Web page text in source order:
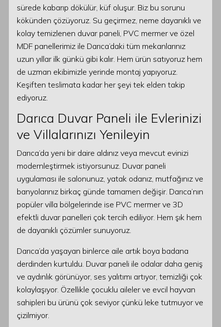
sürede kabarıp dökülür, küf oluşur. Biz bu sorunu
kökünden çözüyoruz. Su geçirmez, neme dayanıklı ve
kolay temizlenen duvar paneli, PVC mermer ve özel
MDF panellerimiz ile Darıca’daki tüm mekanlarınız
uzun yıllar ilk günkü gibi kalır. Hem ürün satıyoruz hem
de uzman ekibimizle yerinde montaj yapıyoruz.
Keşiften teslimata kadar her şeyi tek elden takip
ediyoruz.
Darıca Duvar Paneli ile Evlerinizi
ve Villalarınızı Yenileyin
Darıca’da yeni bir daire aldınız veya mevcut evinizi
modernleştirmek istiyorsunuz. Duvar paneli
uygulaması ile salonunuz, yatak odanız, mutfağınız ve
banyolarınız birkaç günde tamamen değişir. Darıca’nın
popüler villa bölgelerinde ise PVC mermer ve 3D
efektli duvar panelleri çok tercih ediliyor. Hem şık hem
de dayanıklı çözümler sunuyoruz.
Darıca’da yaşayan binlerce aile artık boya badana
derdinden kurtuldu. Duvar paneli ile odalar daha geniş
ve aydınlık görünüyor, ses yalıtımı artıyor, temizliği çok
kolaylaşıyor. Özellikle çocuklu aileler ve evcil hayvan
sahipleri bu ürünü çok seviyor çünkü leke tutmuyor ve
çizilmiyor.